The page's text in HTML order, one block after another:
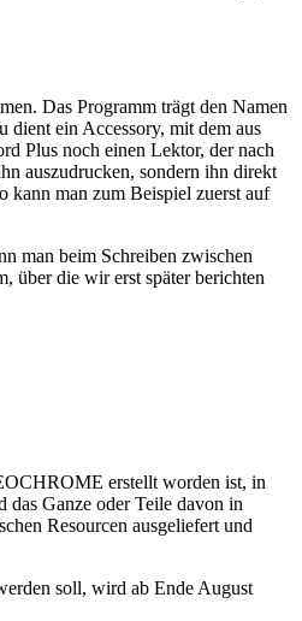
Das Programm trägt den Namen
dient ein Accessory, mit dem aus
Plus noch einen Lektor, der nach
auszudrucken, sondern ihn direkt
kann man zum Beispiel zuerst auf
man beim Schreiben zwischen
über die wir erst später berichten
erstellt worden ist, in
das Ganze oder Teile davon in
Resourcen ausgeliefert und
soll, wird ab Ende August